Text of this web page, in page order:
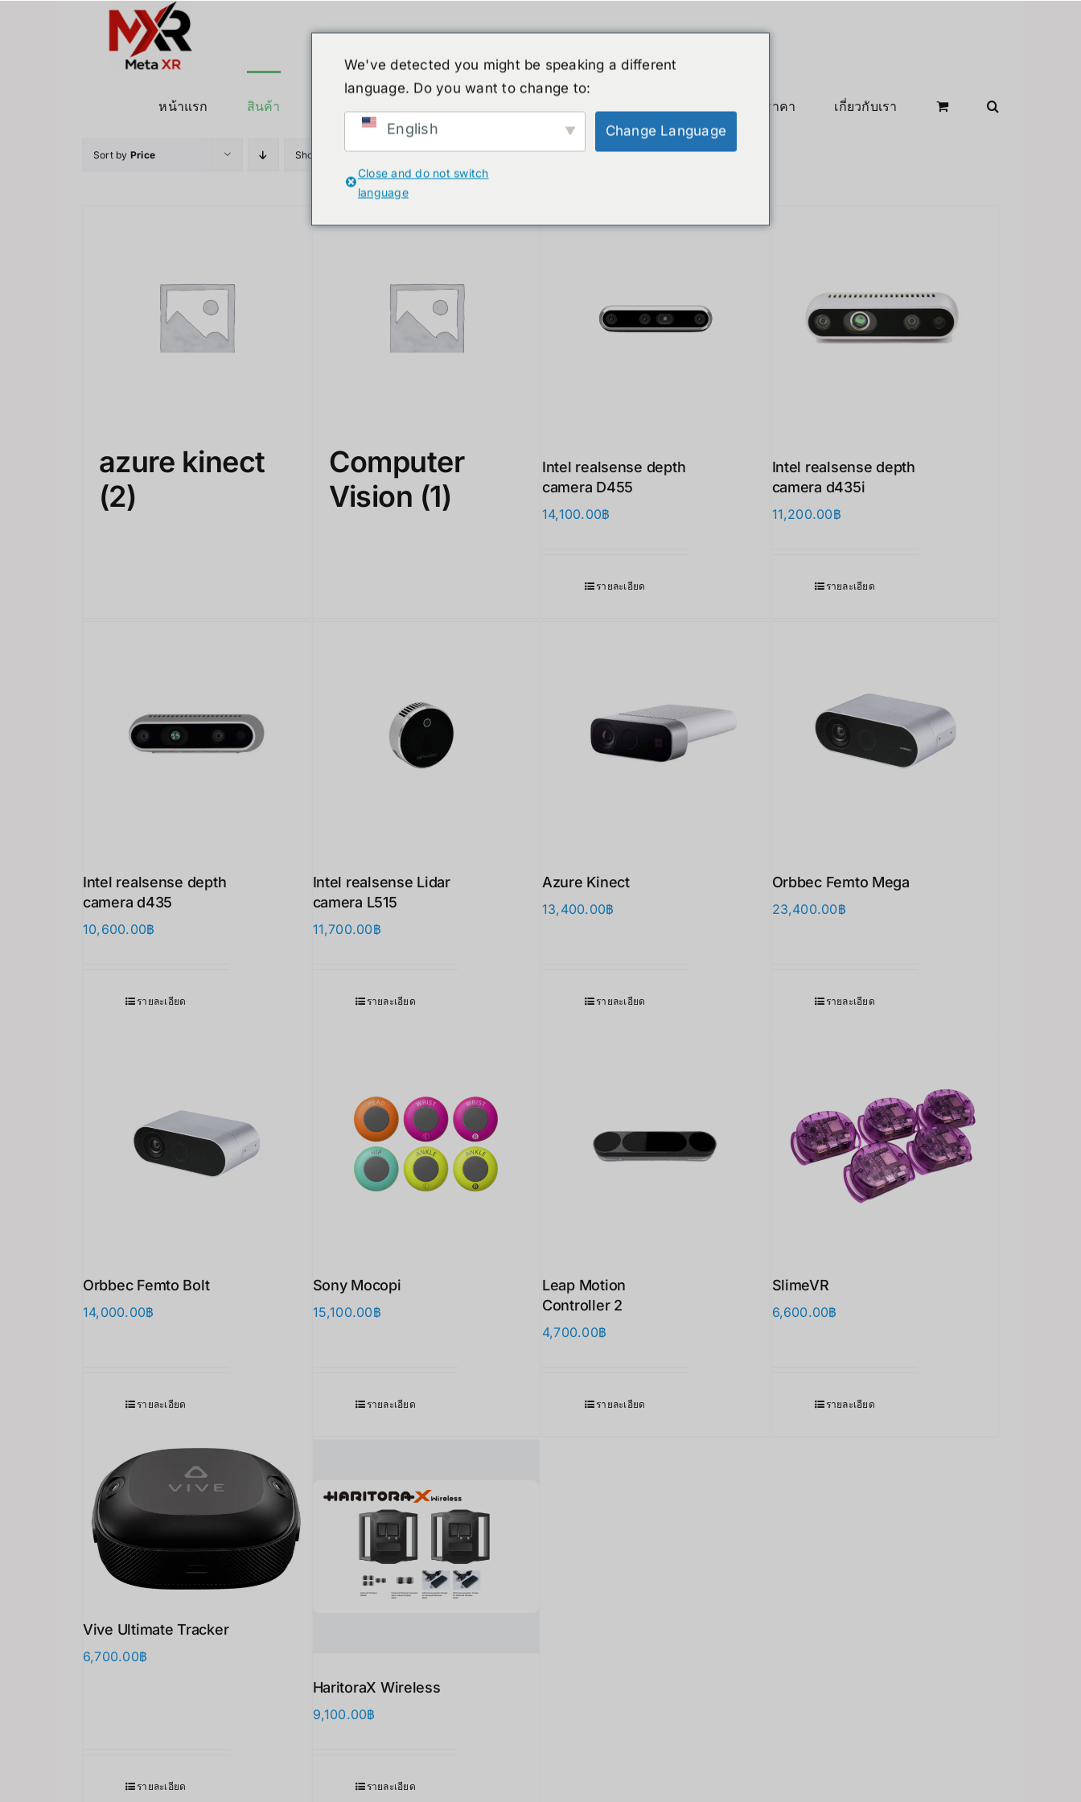
หน้าแรก
สินค้า สินค้าลดราคา เกี่ยวกับเรา
Sort by Price Show 12 Products
azure kinect
(2)
Computer
Vision (1)
Intel realsense depth
camera D455
14,100.00฿
รายละเอียด
Intel realsense depth
camera d435i
11,200.00฿
รายละเอียด
Intel realsense depth
camera d435
10,600.00฿
รายละเอียด
Intel realsense Lidar
camera L515
11,700.00฿
รายละเอียด
Azure Kinect
13,400.00฿
รายละเอียด
Orbbec Femto Mega
23,400.00฿
รายละเอียด
Orbbec Femto Bolt
14,000.00฿
รายละเอียด
Sony Mocopi
15,100.00฿
รายละเอียด
Leap Motion
Controller 2
4,700.00฿
รายละเอียด
SlimeVR
6,600.00฿
รายละเอียด
Vive Ultimate Tracker
6,700.00฿
รายละเอียด
HaritoraX Wireless
9,100.00฿
รายละเอียด
We've detected you might be speaking a different
language. Do you want to change to:
English Change Language
Close and do not switch
language